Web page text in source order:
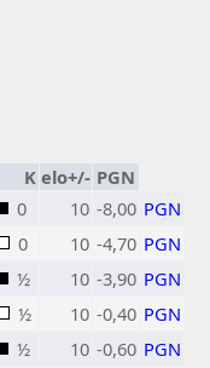
K elo+/- PGN
0 10 -8,00 PGN
0 10 -4,70 PGN
½ 10 -3,90 PGN
½ 10 -0,40 PGN
½ 10 -0,60 PGN